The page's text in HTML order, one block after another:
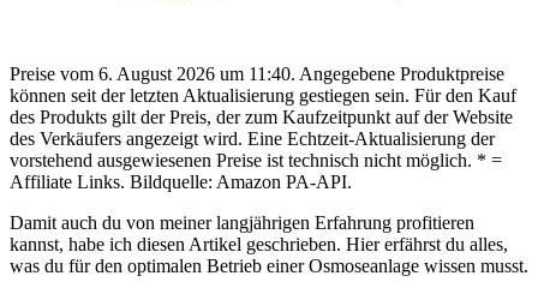
Preise vom 6. August 2026 um 11:40. Angegebene Produktpreise
können seit der letzten Aktualisierung gestiegen sein. Für den Kauf
des Produkts gilt der Preis, der zum Kaufzeitpunkt auf der Website
des Verkäufers angezeigt wird. Eine Echtzeit-Aktualisierung der
vorstehend ausgewiesenen Preise ist technisch nicht möglich. * =
Affiliate Links. Bildquelle: Amazon PA-API.
Damit auch du von meiner langjährigen Erfahrung profitieren
kannst, habe ich diesen Artikel geschrieben. Hier erfährst du alles,
was du für den optimalen Betrieb einer Osmoseanlage wissen musst.